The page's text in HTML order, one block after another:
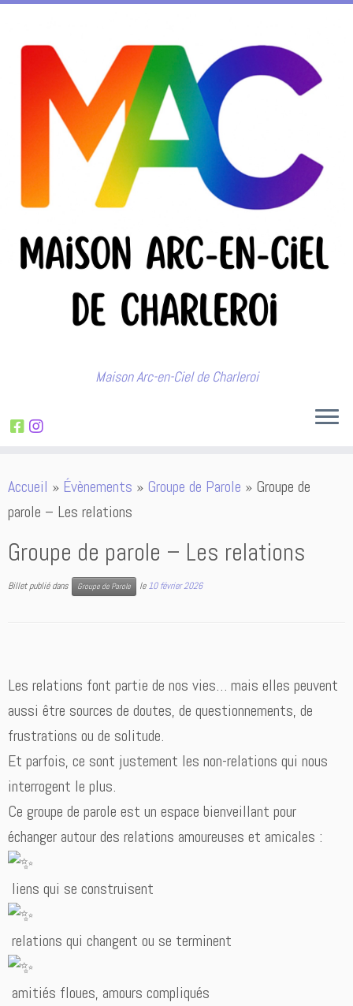
au
contenu
Maison Arc-en-Ciel de Charleroi
Accueil » Évènements » Groupe de Parole » Groupe de
parole – Les relations
Groupe de parole – Les relations
Billet publié dans Groupe de Parole le10 février 2026
Les relations font partie de nos vies… mais elles peuvent
aussi être sources de doutes, de questionnements, de
frustrations ou de solitude.
Et parfois, ce sont justement les non-relations qui nous
interrogent le plus.
Ce groupe de parole est un espace bienveillant pour
échanger autour des relations amoureuses et amicales :
liens qui se construisent
relations qui changent ou se terminent
amitiés floues, amours compliqués